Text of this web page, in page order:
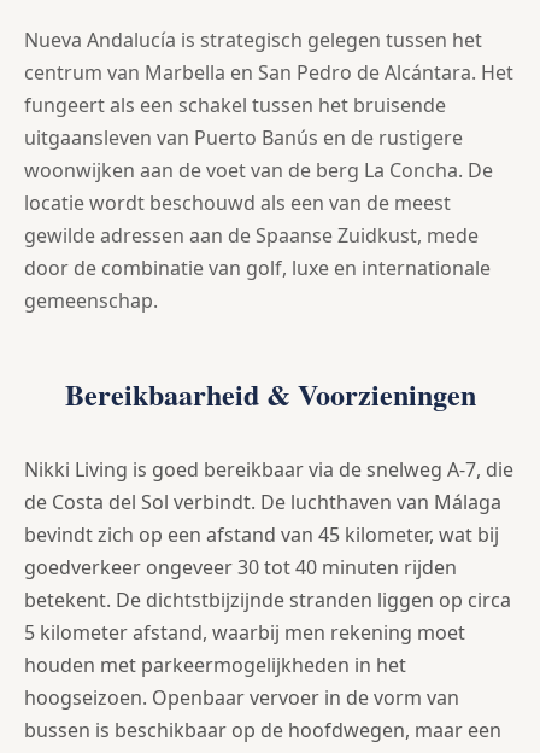
Nueva Andalucía is strategisch gelegen tussen het
centrum van Marbella en San Pedro de Alcántara. Het
fungeert als een schakel tussen het bruisende
uitgaansleven van Puerto Banús en de rustigere
woonwijken aan de voet van de berg La Concha. De
locatie wordt beschouwd als een van de meest
gewilde adressen aan de Spaanse Zuidkust, mede
door de combinatie van golf, luxe en internationale
gemeenschap.
Bereikbaarheid & Voorzieningen
Nikki Living is goed bereikbaar via de snelweg A-7, die
de Costa del Sol verbindt. De luchthaven van Málaga
bevindt zich op een afstand van 45 kilometer, wat bij
goedverkeer ongeveer 30 tot 40 minuten rijden
betekent. De dichtstbijzijnde stranden liggen op circa
5 kilometer afstand, waarbij men rekening moet
houden met parkeermogelijkheden in het
hoogseizoen. Openbaar vervoer in de vorm van
bussen is beschikbaar op de hoofdwegen, maar een